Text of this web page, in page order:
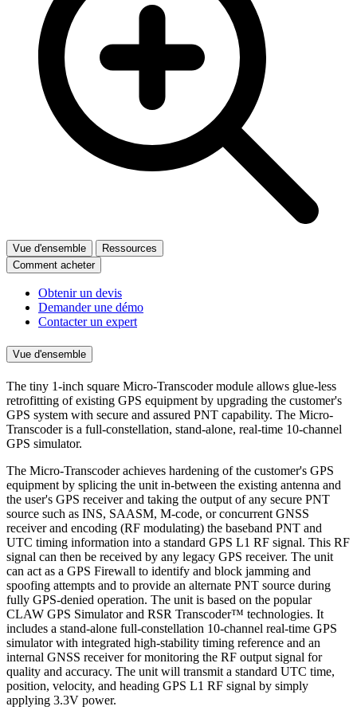
Vue d'ensemble
Ressources
Comment acheter
Obtenir un devis
Demander une démo
Contacter un expert
Vue d'ensemble
The tiny 1-inch square Micro-Transcoder module allows glue-less
retrofitting of existing GPS equipment by upgrading the customer's
GPS system with secure and assured PNT capability. The Micro-
Transcoder is a full-constellation, stand-alone, real-time 10-channel
GPS simulator.
The Micro-Transcoder achieves hardening of the customer's GPS
equipment by splicing the unit in-between the existing antenna and
the user's GPS receiver and taking the output of any secure PNT
source such as INS, SAASM, M-code, or concurrent GNSS
receiver and encoding (RF modulating) the baseband PNT and
UTC timing information into a standard GPS L1 RF signal. This RF
signal can then be received by any legacy GPS receiver. The unit
can act as a GPS Firewall to identify and block jamming and
spoofing attempts and to provide an alternate PNT source during
fully GPS-denied operation. The unit is based on the popular
CLAW GPS Simulator and RSR Transcoder™ technologies. It
includes a stand-alone full-constellation 10-channel real-time GPS
simulator with integrated high-stability timing reference and an
internal GNSS receiver for monitoring the RF output signal for
quality and accuracy. The unit will transmit a standard UTC time,
position, velocity, and heading GPS L1 RF signal by simply
applying 3.3V power.